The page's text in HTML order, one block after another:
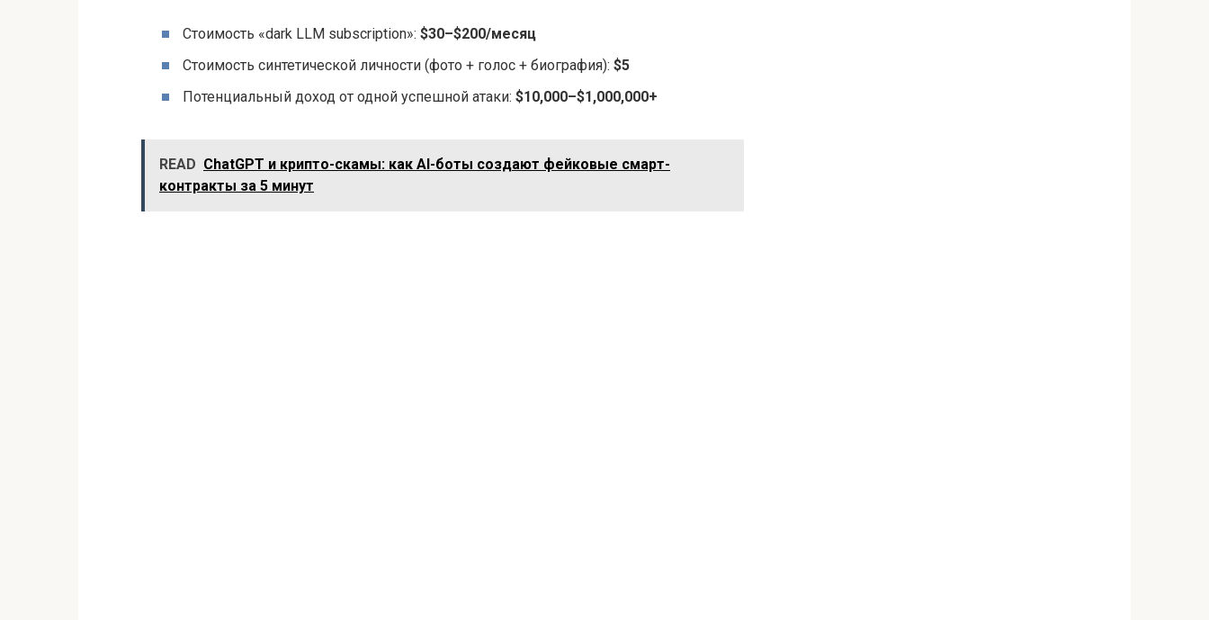
Стоимость «dark LLM subscription»: $30–$200/месяц
Стоимость синтетической личности (фото + голос + биография): $5
Потенциальный доход от одной успешной атаки: $10,000–$1,000,000+
READ ChatGPT и крипто-скамы: как AI-боты создают фейковые смарт-
контракты за 5 минут